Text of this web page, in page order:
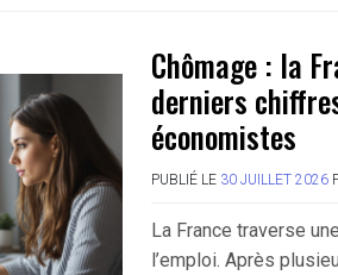
Chômage : la
derniers
économistes
PUBLIÉ LE 30 JUILLET 2026
La France traverse
l’emploi. Après